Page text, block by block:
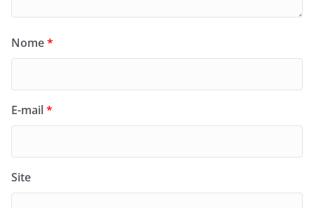
Nome*
E-mail*
Site